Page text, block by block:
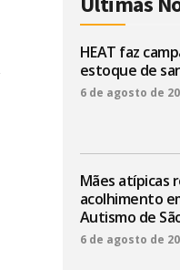
HEAT faz
estoque de
6 de agosto de
Mães atípicas
acolhimento
Autismo de
6 de agosto de